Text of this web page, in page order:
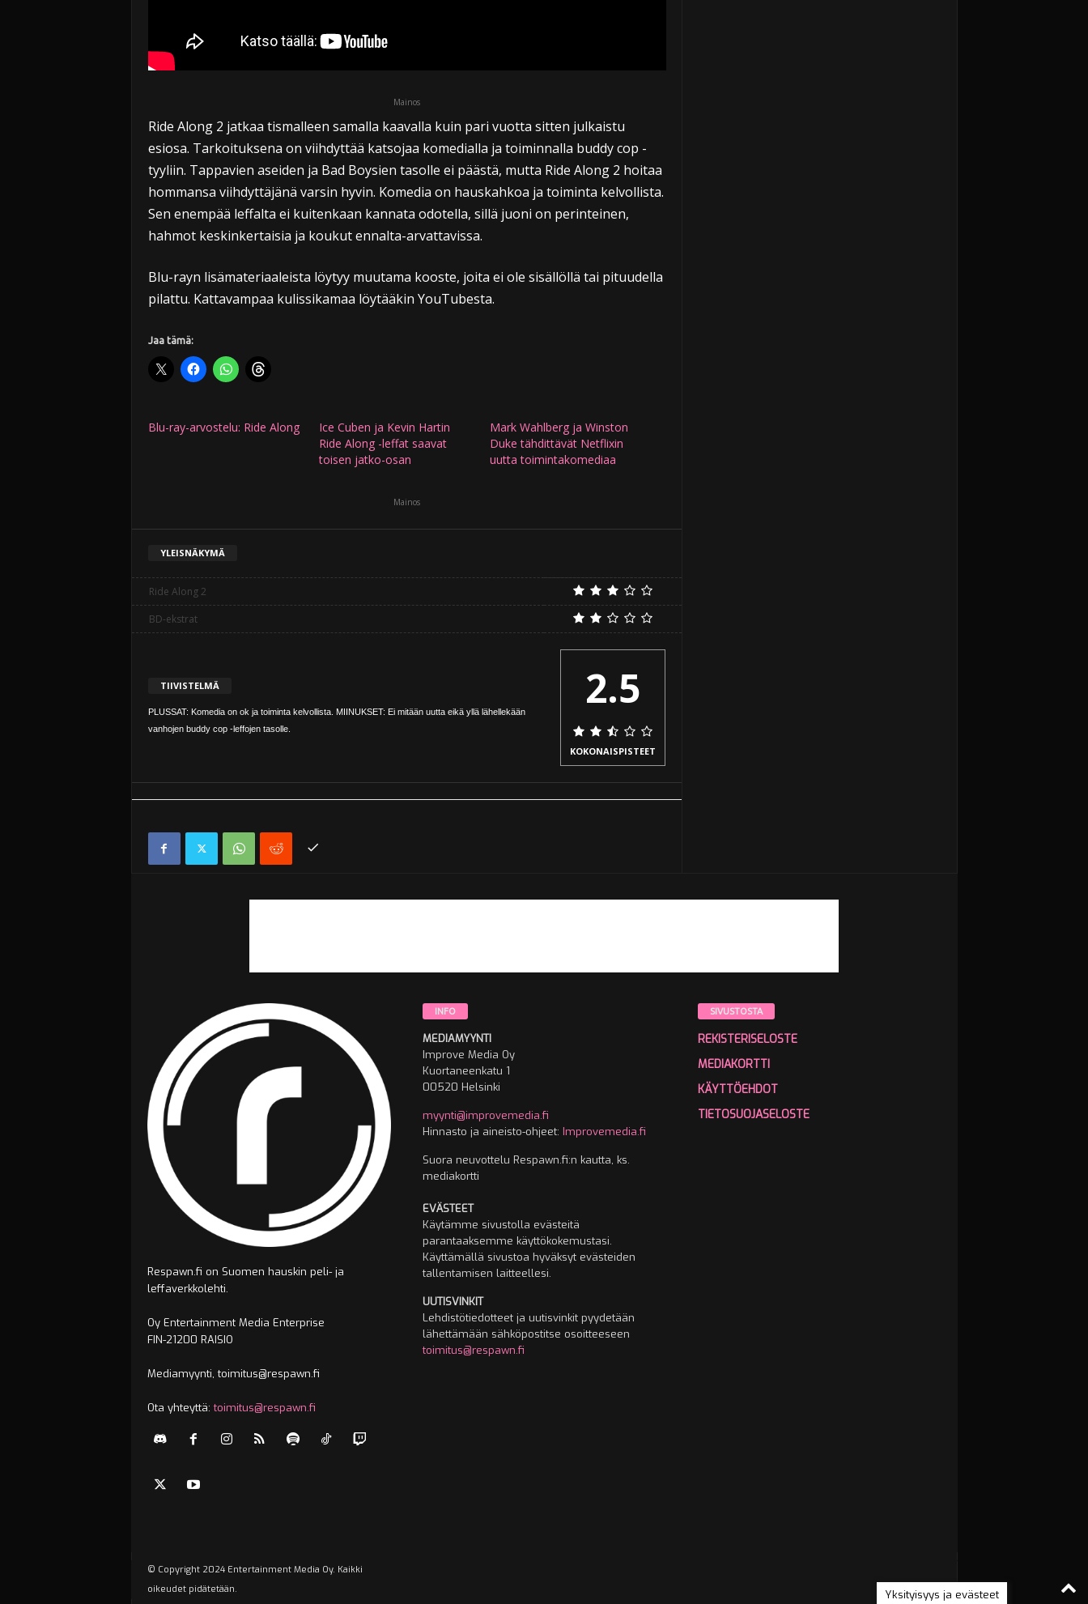
Mainos
Ride Along 2 jatkaa tismalleen samalla kaavalla kuin pari vuotta sitten julkaistu
esiosa. Tarkoituksena on viihdyttää katsojaa komedialla ja toiminnalla buddy cop -
tyyliin. Tappavien aseiden ja Bad Boysien tasolle ei päästä, mutta Ride Along 2 hoitaa
hommansa viihdyttäjänä varsin hyvin. Komedia on hauskahkoa ja toiminta kelvollista.
Sen enempää leffalta ei kuitenkaan kannata odotella, sillä juoni on perinteinen,
hahmot keskinkertaisia ja koukut ennalta-arvattavissa.
Blu-rayn lisämateriaaleista löytyy muutama kooste, joita ei ole sisällöllä tai pituudella
pilattu. Kattavampaa kulissikamaa löytääkin YouTubesta.
Jaa tämä:
Blu-ray-arvostelu: Ride Along
Ice Cuben ja Kevin Hartin
Ride Along -leffat saavat
toisen jatko-osan
Mark Wahlberg ja Winston
Duke tähdittävät Netflixin
uutta toimintakomediaa
Mainos
YLEISNÄKYMÄ
Ride Along 2
BD-ekstrat
TIIVISTELMÄ
PLUSSAT: Komedia on ok ja toiminta kelvollista. MIINUKSET: Ei mitään uutta eikä yllä lähellekään
vanhojen buddy cop -leffojen tasolle.
2.5
KOKONAISPISTEET
Respawn.fi on Suomen hauskin peli- ja
leffaverkkolehti.
Oy Entertainment Media Enterprise
FIN-21200 RAISIO
Mediamyynti, toimitus@respawn.fi
Ota yhteyttä:toimitus@respawn.fi
INFO
MEDIAMYYNTI
Improve Media Oy
Kuortaneenkatu 1
00520 Helsinki
myynti@improvemedia.fi
Hinnasto ja aineisto-ohjeet: Improvemedia.fi
Suora neuvottelu Respawn.fi:n kautta, ks.
mediakortti
EVÄSTEET
Käytämme sivustolla evästeitä
parantaaksemme käyttökokemustasi.
Käyttämällä sivustoa hyväksyt evästeiden
tallentamisen laitteellesi.
UUTISVINKIT
Lehdistötiedotteet ja uutisvinkit pyydetään
lähettämään sähköpostitse osoitteeseen
toimitus@respawn.fi
SIVUSTOSTA
REKISTERISELOSTE
MEDIAKORTTI
KÄYTTÖEHDOT
TIETOSUOJASELOSTE
© Copyright 2024 Entertainment Media Oy. Kaikki
oikeudet pidätetään.
Yksityisyys ja evästeet